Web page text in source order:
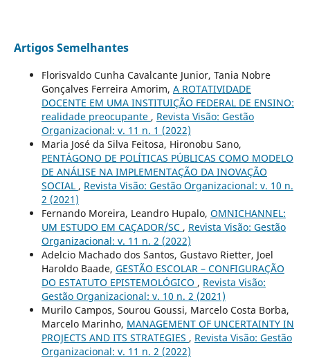
Artigos Semelhantes
Florisvaldo Cunha Cavalcante Junior, Tania Nobre
Gonçalves Ferreira Amorim, A ROTATIVIDADE
DOCENTE EM UMA INSTITUIÇÃO FEDERAL DE ENSINO:
realidade preocupante , Revista Visão: Gestão
Organizacional: v. 11 n. 1 (2022)
Maria José da Silva Feitosa, Hironobu Sano,
PENTÁGONO DE POLÍTICAS PÚBLICAS COMO MODELO
DE ANÁLISE NA IMPLEMENTAÇÃO DA INOVAÇÃO
SOCIAL , Revista Visão: Gestão Organizacional: v. 10 n.
2 (2021)
Fernando Moreira, Leandro Hupalo, OMNICHANNEL:
UM ESTUDO EM CAÇADOR/SC , Revista Visão: Gestão
Organizacional: v. 11 n. 2 (2022)
Adelcio Machado dos Santos, Gustavo Rietter, Joel
Haroldo Baade, GESTÃO ESCOLAR – CONFIGURAÇÃO
DO ESTATUTO EPISTEMOLÓGICO , Revista Visão:
Gestão Organizacional: v. 10 n. 2 (2021)
Murilo Campos, Sourou Goussi, Marcelo Costa Borba,
Marcelo Marinho, MANAGEMENT OF UNCERTAINTY IN
PROJECTS AND ITS STRATEGIES , Revista Visão: Gestão
Organizacional: v. 11 n. 2 (2022)